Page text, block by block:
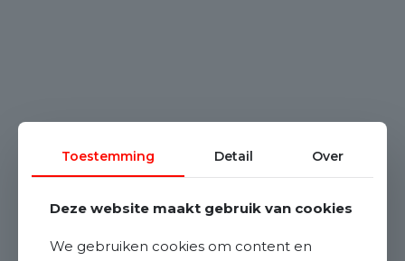
Toestemming Detail Over
Deze website maakt gebruik van cookies
We gebruiken cookies om content en